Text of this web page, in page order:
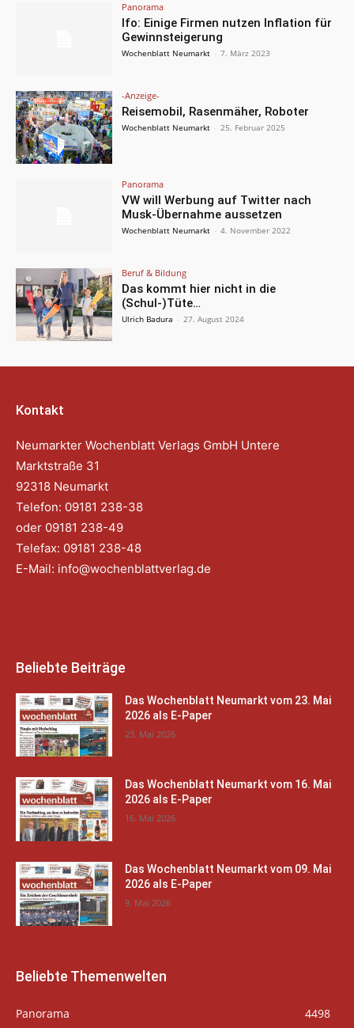
Panorama
Ifo: Einige Firmen nutzen Inflation für
Gewinnsteigerung
Wochenblatt Neumarkt - 7. März 2023
-Anzeige-
Reisemobil, Rasenmäher, Roboter
Wochenblatt Neumarkt - 25. Februar 2025
Panorama
VW will Werbung auf Twitter nach
Musk-Übernahme aussetzen
Wochenblatt Neumarkt - 4. November 2022
Beruf & Bildung
Das kommt hier nicht in die
(Schul-)Tüte…
Ulrich Badura - 27. August 2024
Kontakt
Neumarkter Wochenblatt Verlags GmbH Untere
Marktstraße 31
92318 Neumarkt
Telefon: 09181 238-38
oder 09181 238-49
Telefax: 09181 238-48
E-Mail: info@wochenblattverlag.de
Beliebte Beiträge
Das Wochenblatt Neumarkt vom 23. Mai
2026 als E-Paper
23. Mai 2026
Das Wochenblatt Neumarkt vom 16. Mai
2026 als E-Paper
16. Mai 2026
Das Wochenblatt Neumarkt vom 09. Mai
2026 als E-Paper
9. Mai 2026
Beliebte Themenwelten
Panorama
4498